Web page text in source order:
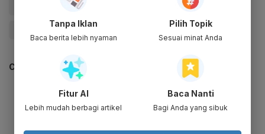
#Gim (Permainan) #Teknologi
#Ekonomi Kreatif
CEK JUGA DATA INI
Tanpa Iklan
Baca berita lebih nyaman
Pilih Topik
Sesuai minat Anda
Fitur AI
Lebih mudah berbagi artikel
Baca Nanti
Bagi Anda yang sibuk